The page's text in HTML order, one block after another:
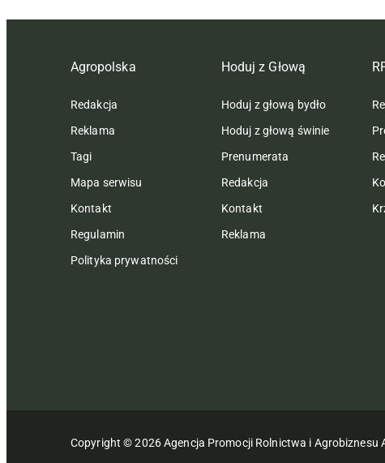
Agropolska
Redakcja
Reklama
Tagi
Mapa serwisu
Kontakt
Regulamin
Polityka prywatności
Hoduj z Głową
Hoduj z głową bydło
Hoduj z głową świnie
Prenumerata
Redakcja
Kontakt
Reklama
Copyright © 2026 Agencja Promocji Rolnictwa i Agrobiznesu